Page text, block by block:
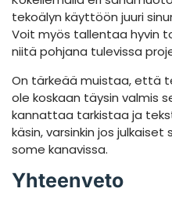
tekoälyn käyttöön juuri
Voit myös tallentaa hyvin
niitä pohjana tulevissa
On tärkeää muistaa, että
ole koskaan täysin valmis
kannattaa tarkistaa ja
käsin, varsinkin jos
some kanavissa.
Yhteenveto